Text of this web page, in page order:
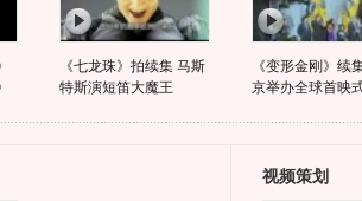
《七龙珠》拍续集 马斯
特斯演短笛大魔王
《变形金刚》续
京举办全球首映
视频策划